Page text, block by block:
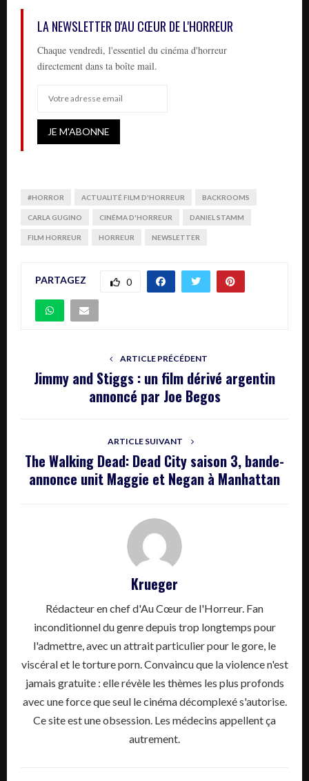
LA NEWSLETTER D'AU CŒUR DE L'HORREUR
Chaque vendredi, l'essentiel du cinéma d'horreur
directement dans ta boîte mail.
#HORROR ACTUALITÉ FILM D'HORREUR BACKROOMS
CARLA GUGINO CINÉMA D'HORREUR DANIEL STAMM
FILM HORREUR HORREUR NEWSLETTER
PARTAGEZ 0
ARTICLE PRÉCÉDENT
Jimmy and Stiggs : un film dérivé argentin
annoncé par Joe Begos
ARTICLE SUIVANT
The Walking Dead: Dead City saison 3, bande-
annonce unit Maggie et Negan à Manhattan
Krueger
Rédacteur en chef d'Au Cœur de l'Horreur. Fan
inconditionnel du genre depuis trop longtemps pour
l'admettre, avec un attrait particulier pour le gore, le
viscéral et le torture porn. Convaincu que la violence n'est
jamais gratuite : elle révèle les thèmes les plus profonds
avec une force que seul le cinéma décomplexé s'autorise.
Ce site est une obsession. Les médecins appellent ça
autrement.